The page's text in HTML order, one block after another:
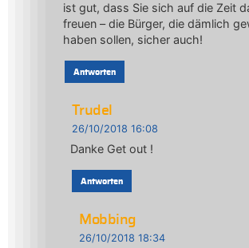
ist gut, dass Sie sich auf die Zeit
freuen – die Bürger, die dämlich
haben sollen, sicher auch!
Antworten
Trudel
26/10/2018 16:08
Danke Get out !
Antworten
Mobbing
26/10/2018 18:34